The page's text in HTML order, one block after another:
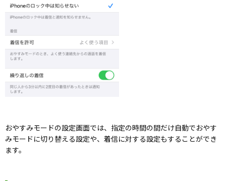
おやすみモードの設定画面では、指定の時間の間だけ自動でおやす
みモードに切り替える設定や、着信に対する設定もすることができ
ます。